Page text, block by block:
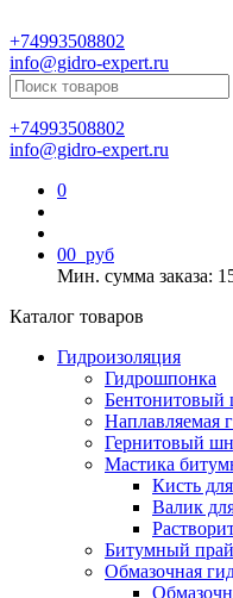
+74993508802
info@gidro-expert.ru
+74993508802
info@gidro-expert.ru
0
00 руб
Мин. сумма заказа:
Каталог товаров
Гидроизоляция
Гидрошпонка
Бентонитовый
Наплавляемая
Гернитовый
Мастика
Кисть
Валик
Битумный
Обмазочная